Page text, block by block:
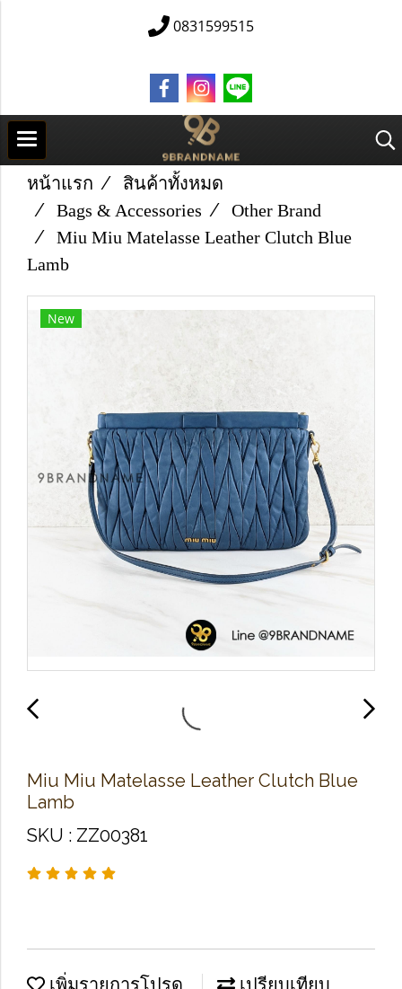
0831599515
หน้าแรก
สินค้าทั้งหมด
Bags & Accessories
Other Brand
Miu Miu Matelasse Leather Clutch Blue
Lamb
New
Miu Miu Matelasse Leather Clutch Blue
Lamb
SKU : ZZ00381
เพิ่มรายการโปรด เปรียบเทียบ